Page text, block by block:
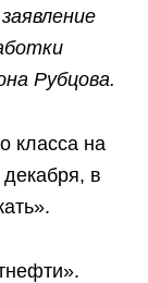
Рубцова.
класса на
в